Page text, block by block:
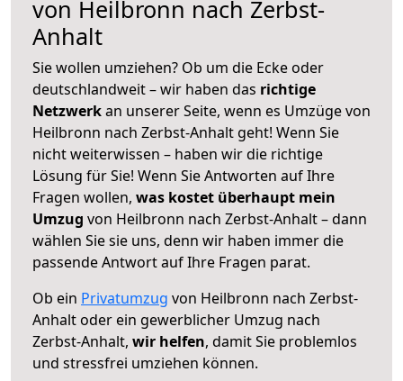
von Heilbronn nach Zerbst-
Anhalt
Sie wollen umziehen? Ob um die Ecke oder
deutschlandweit – wir haben das richtige
Netzwerkan unserer Seite, wenn es Umzüge von
Heilbronn nach Zerbst-Anhalt geht! Wenn Sie
nicht weiterwissen – haben wir die richtige
Lösung für Sie! Wenn Sie Antworten auf Ihre
Fragen wollen, was kostet überhaupt mein
Umzug von Heilbronn nach Zerbst-Anhalt – dann
wählen Sie sie uns, denn wir haben immer die
passende Antwort auf Ihre Fragen parat.
Ob ein Privatumzug von Heilbronn nach Zerbst-
Anhalt oder ein gewerblicher Umzug nach
Zerbst-Anhalt, wir helfen, damit Sie problemlos
und stressfrei umziehen können.